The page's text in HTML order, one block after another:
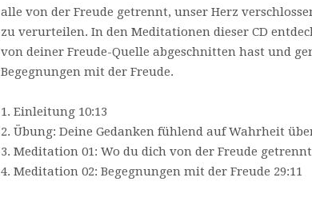
alle von der Freude getrennt, unser Herz
zu verurteilen. In den Meditationen dieser CD
von deiner Freude-Quelle abgeschnitten hast und
Begegnungen mit der Freude.
1­. Einleitung 10:13
2. Übung: Deine Gedanken fühlend auf Wahrheit
3­. Meditation 01: Wo du dich von der Freude getrennt
4. Meditation 02: Begegnungen mit der Freude 29:11